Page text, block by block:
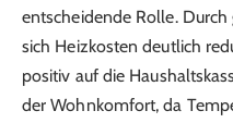
entscheidende Rolle.
sich Heizkosten deutlich
positiv auf die
der Wohnkomfort, da